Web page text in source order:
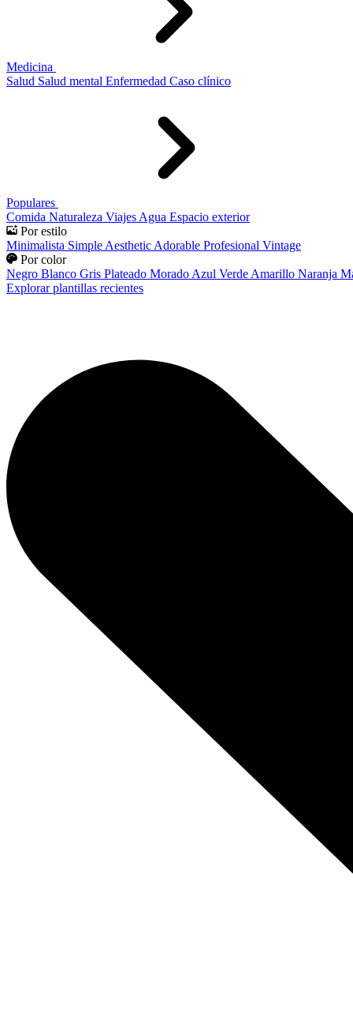
Medicina
Salud Salud mental Enfermedad Caso clínico
Populares
Comida Naturaleza Viajes Agua Espacio exterior
Por estilo
Minimalista Simple Aesthetic Adorable Profesional Vintage
Por color
Negro Blanco Gris Plateado Morado Azul Verde Amarillo Naranja
Explorar plantillas recientes